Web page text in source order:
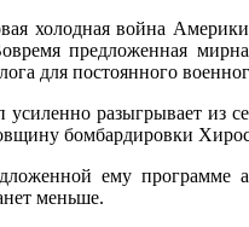
холодная война
предложенная
для постоянного
разыгрывает из
бомбардировки
ему программе
меньше.